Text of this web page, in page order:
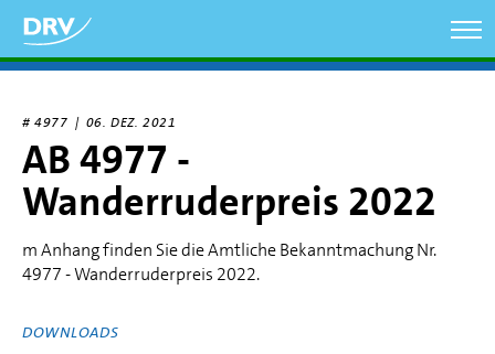
zum
Inhalt
# 4977 | 06. DEZ. 2021
AB 4977 -
Wanderruderpreis 2022
m Anhang finden Sie die Amtliche Bekanntmachung Nr.
4977 - Wanderruderpreis 2022.
DOWNLOADS